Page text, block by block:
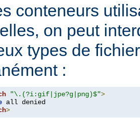
conteneurs
on peut
types de
:
"\.(?i:gif|jpe?g|png)$">
>